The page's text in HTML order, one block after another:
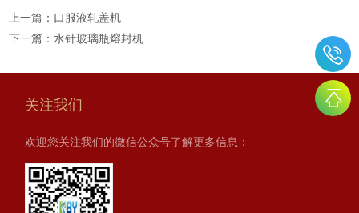
上一篇： 口服液轧盖机
下一篇：水针玻璃瓶熔封机
关注我们
欢迎您关注我们的微信公众号了解更多信息：